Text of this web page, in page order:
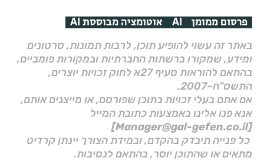
פרסום ממומן AI אוטומציה מבוססת AI
באתר זה עשוי להופיע תוכן, לרבות תמונות, סרטונים
ומידע, שמקורו ברשתות החברתיות ובמקורות פומביים,
בהתאם להוראות סעיף 27א לחוק זכויות יוצרים,
התשס"ח–2007.
אם אתם בעלי זכויות בתוכן שפורסם, או מייצגים אותם,
אנא פנו אלינו באמצעות כתובת המייל
[Manager@gal-gefen.co.il]
כל פנייה תיבדק בהקדם, ובמידת הצורך יינתן קרדיט
מתאים או שהתוכן יוסר, בהתאם לנסיבות.